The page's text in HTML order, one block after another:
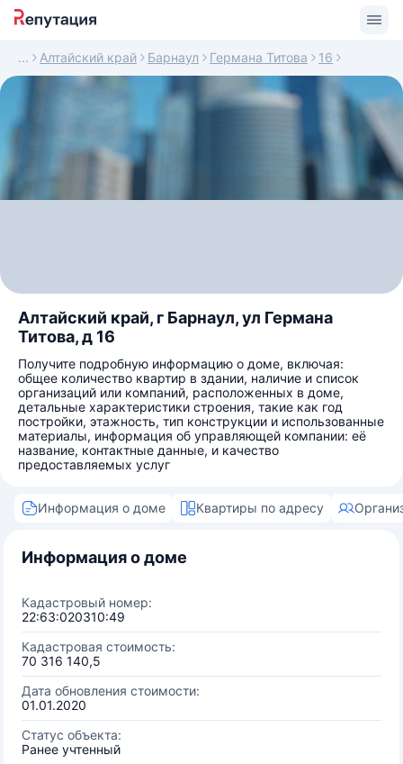
Алтайский край Барнаул Германа Титова 16
Алтайский край, г Барнаул, ул Германа
Титова, д 16
Получите подробную информацию о доме, включая:
общее количество квартир в здании, наличие и список
организаций или компаний, расположенных в доме,
детальные характеристики строения, такие как год
постройки, этажность, тип конструкции и использованные
материалы, информация об управляющей компании: её
название, контактные данные, и качество
предоставляемых услуг
Информация о доме Квартиры по адресу
Информация о доме
Кадастровый номер:
22:63:020310:49
Кадастровая стоимость:
70 316 140,5
Дата обновления стоимости:
01.01.2020
Статус объекта:
Ранее учтенный